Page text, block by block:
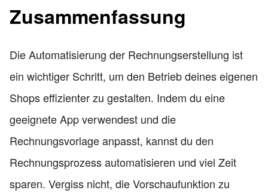
Zusammenfassung
Die Automatisierung der Rechnungserstellung ist
ein wichtiger Schritt, um den Betrieb deines eigenen
Shops effizienter zu gestalten. Indem du eine
geeignete App verwendest und die
Rechnungsvorlage anpasst, kannst du den
Rechnungsprozess automatisieren und viel Zeit
sparen. Vergiss nicht, die Vorschaufunktion zu